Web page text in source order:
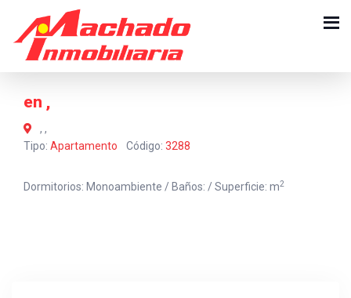
en ,
, ,
Tipo: Apartamento Código: 3288
Dormitorios: Monoambiente / Baños: / Superficie: m2